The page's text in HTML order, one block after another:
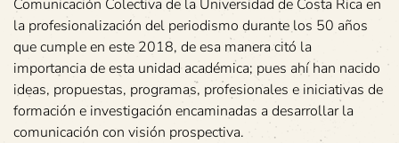
Comunicación Colectiva de la Universidad de Costa Rica en
la profesionalización del periodismo durante los 50 años
que cumple en este 2018, de esa manera citó la
importancia de esta unidad académica; pues ahí han nacido
ideas, propuestas, programas, profesionales e iniciativas de
formación e investigación encaminadas a desarrollar la
comunicación con visión prospectiva.